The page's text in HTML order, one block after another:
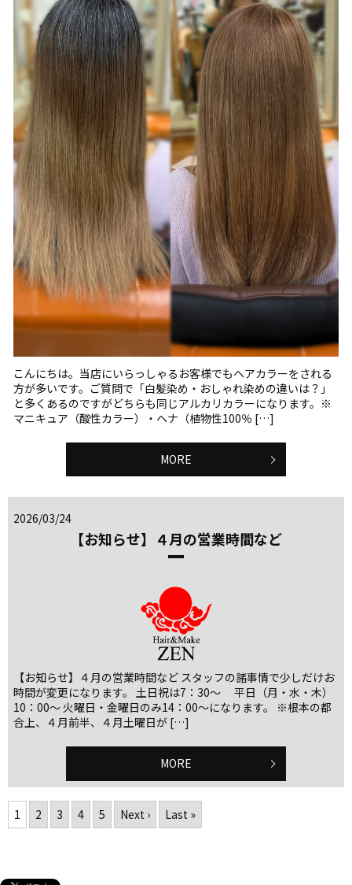
こんにちは。当店にいらっしゃるお客様でもヘアカラーをされる
方が多いです。ご質問で「白髪染め・おしゃれ染めの違いは？」
と多くあるのですがどちらも同じアルカリカラーになります。※
マニキュア（酸性カラー）・ヘナ（植物性100％ […]
MORE
2026/03/24
【お知らせ】４月の営業時間など
【お知らせ】４月の営業時間など スタッフの諸事情で少しだけお
時間が変更になります。 土日祝は7：30～ 平日（月・水・木）
10：00～ 火曜日・金曜日のみ14：00～になります。 ※根本の都
合上、４月前半、４月土曜日が […]
MORE
1 2 3 4 5 Next › Last »